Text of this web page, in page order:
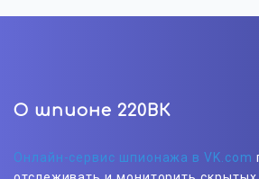
О шпионе 220ВК
Онлайн-сервис шпионажа в VK.com